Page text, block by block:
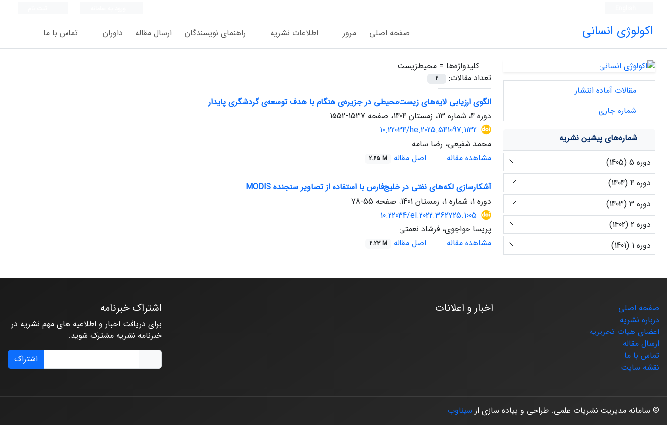
اکولوژی انسانی صفحه اصلی مرور اطلاعات نشریه راهنمای نویسندگان ارسال مقاله داوران تماس با ما
کلیدواژه‌ها = محیط‌زیست
تعداد مقالات:
2
الگوی ارزیابی لایه‌های زیست‌محیطی در جزیره‌ی هنگام با هدف توسعه‌ی گردشگری پایدار
دوره 4، شماره 13، زمستان 1404، صفحه
1537-1552
10.22034/he.2025.541097.1132
محمد شفیعی، رضا سامه
مشاهده مقاله
اصل مقاله 2.65 M
آشکارسازی لکه‌های نفتی در خلیج‌فارس با استفاده از تصاویر سنجنده MODIS
دوره 1، شماره 1، زمستان 1401، صفحه
55-78
10.22034/el.2022.362725.1005
پریسا خواجوی، فرشاد نعمتی
مشاهده مقاله
اصل مقاله 2.23 M
مقالات آماده انتشار
شماره جاری
شماره‌های پیشین نشریه
دوره 5 (1405)
دوره 4 (1404)
دوره 3 (1403)
دوره 2 (1402)
دوره 1 (1401)
صفحه اصلی
درباره نشریه
اعضای هیات تحریریه
ارسال مقاله
تماس با ما
نقشه سایت
اخبار و اعلانات اشتراک خبرنامه
برای دریافت اخبار و اطلاعیه های مهم نشریه در
خبرنامه نشریه مشترک شوید.
اشتراک
© سامانه مدیریت نشریات علمی. طراحی و پیاده سازی از سیناوب